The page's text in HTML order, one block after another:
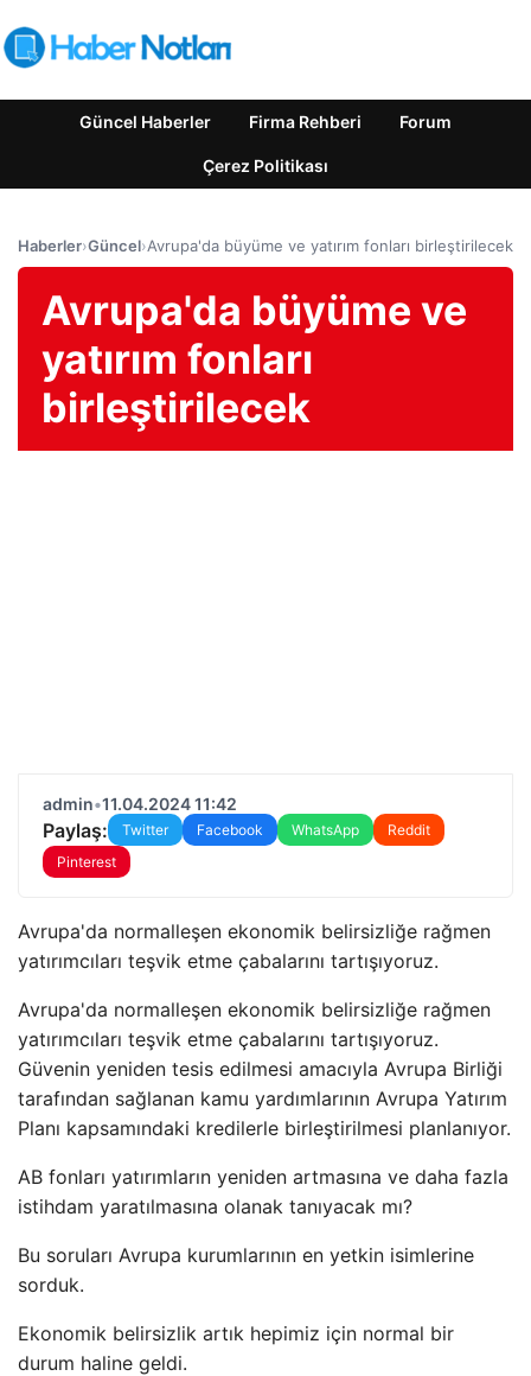
Güncel Haberler Firma Rehberi Forum
Çerez Politikası
Haberler›Güncel›Avrupa'da büyüme ve yatırım fonları birleştirilecek
Avrupa'da büyüme ve
yatırım fonları
birleştirilecek
admin•11.04.2024 11:42
Paylaş: Twitter Facebook WhatsApp
Reddit
Pinterest
Avrupa'da normalleşen ekonomik belirsizliğe rağmen
yatırımcıları teşvik etme çabalarını tartışıyoruz.
Avrupa'da normalleşen ekonomik belirsizliğe rağmen
yatırımcıları teşvik etme çabalarını tartışıyoruz.
Güvenin yeniden tesis edilmesi amacıyla Avrupa Birliği
tarafından sağlanan kamu yardımlarının Avrupa Yatırım
Planı kapsamındaki kredilerle birleştirilmesi planlanıyor.
AB fonları yatırımların yeniden artmasına ve daha fazla
istihdam yaratılmasına olanak tanıyacak mı?
Bu soruları Avrupa kurumlarının en yetkin isimlerine
sorduk.
Ekonomik belirsizlik artık hepimiz için normal bir
durum haline geldi.